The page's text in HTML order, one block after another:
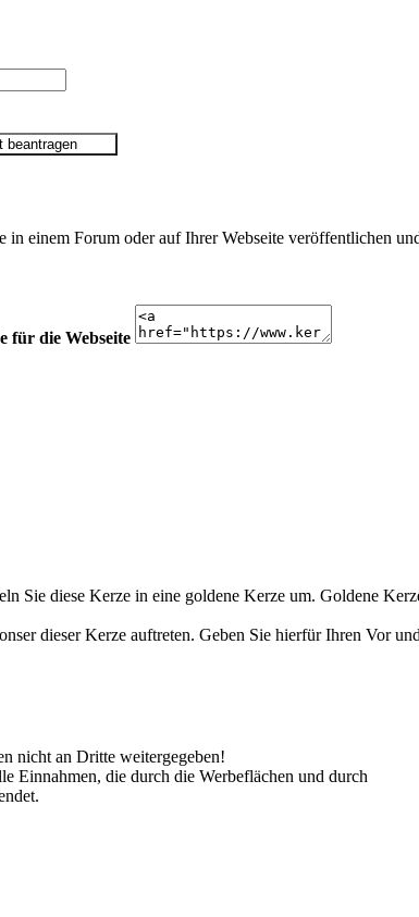
einem Forum oder auf Ihrer Webseite veröffentlichen
für die Webseite
Sie diese Kerze in eine goldene Kerze um. Goldene
dieser Kerze auftreten. Geben Sie hierfür Ihren Vor
nicht an Dritte weitergegeben!
Einnahmen, die durch die Werbeflächen und durch